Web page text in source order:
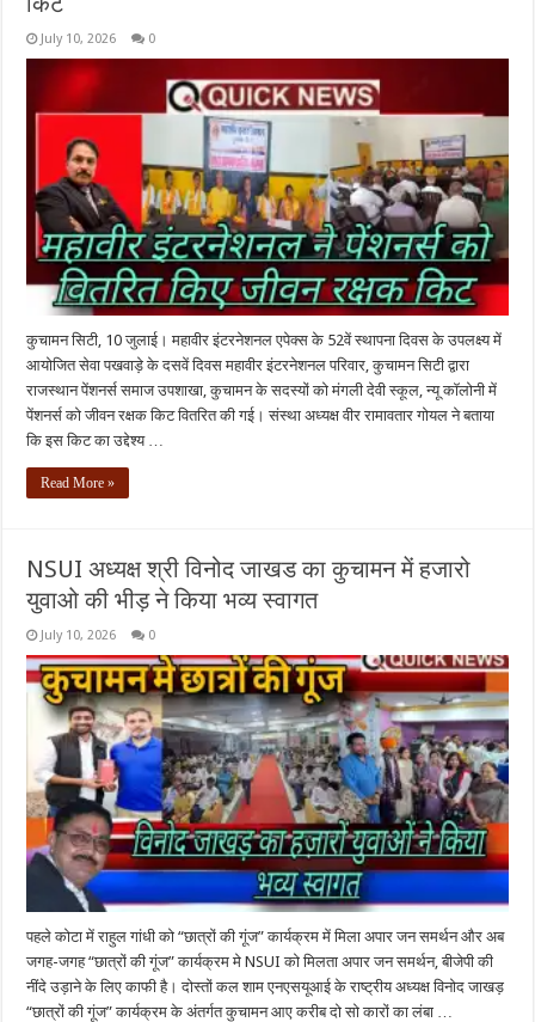
July 10, 2026 0
कुचामन सिटी, 10 जुलाई। महावीर इंटरनेशनल एपेक्स के 52वें स्थापना दिवस के उपलक्ष्य में
आयोजित सेवा पखवाड़े के दसवें दिवस महावीर इंटरनेशनल परिवार, कुचामन सिटी द्वारा
राजस्थान पेंशनर्स समाज उपशाखा, कुचामन के सदस्यों को मंगली देवी स्कूल, न्यू कॉलोनी में
पेंशनर्स को जीवन रक्षक किट वितरित की गई। संस्था अध्यक्ष वीर रामावतार गोयल ने बताया
कि इस किट का उद्देश्य …
Read More »
NSUI अध्यक्ष श्री विनोद जाखड का कुचामन में हजारो
युवाओ की भीड़ ने किया भव्य स्वागत
July 10, 2026 0
पहले कोटा में राहुल गांधी को “छात्रों की गूंज” कार्यक्रम में मिला अपार जन समर्थन और अब
जगह-जगह “छात्रों की गूंज” कार्यक्रम मे NSUI को मिलता अपार जन समर्थन, बीजेपी की
नींदे उड़ाने के लिए काफी है। दोस्तों कल शाम एनएसयूआई के राष्ट्रीय अध्यक्ष विनोद जाखड़
“छात्रों की गूंज” कार्यक्रम के अंतर्गत कुचामन आए करीब दो सो कारों का लंबा …